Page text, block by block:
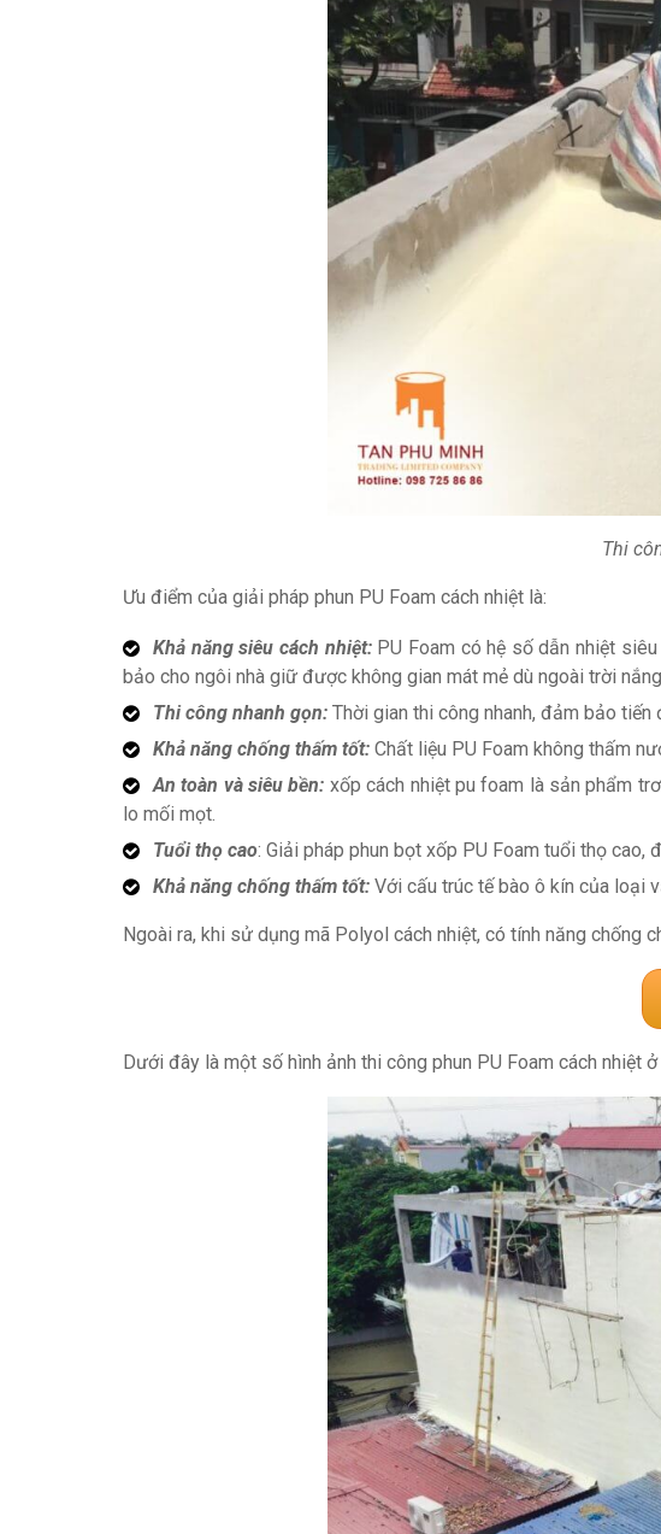
Thi
Ưu điểm của giải pháp phun PU Foam cách nhiệt là:
Khả năng siêu cách nhiệt:PU Foam có hệ số dẫn nhiệt
bảo cho ngôi nhà giữ được không gian mát mẻ dù ngoài trời
Thi công nhanh gọn: Thời gian thi công nhanh, đảm bảo tiến
Khả năng chống thấm tốt: Chất liệu PU Foam không thấm
An toàn và siêu bền: xốp cách nhiệt pu foam là sản phẩm
lo mối mọt.
Tuổi thọ cao: Giải pháp phun bọt xốp PU Foam tuổi thọ cao,
Khả năng chống thấm tốt: Với cấu trúc tế bào ô kín của loại
Ngoài ra, khi sử dụng mã Polyol cách nhiệt, có tính năng chống
Dưới đây là một số hình ảnh thi công phun PU Foam cách nhiệt